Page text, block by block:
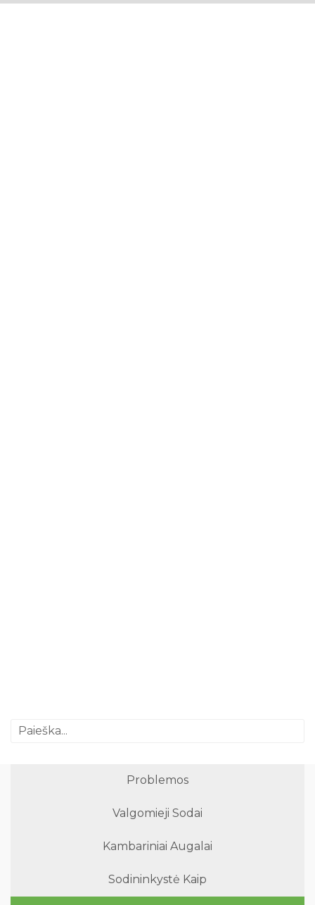
Problemos
Valgomieji Sodai
Kambariniai Augalai
Sodininkystė Kaip